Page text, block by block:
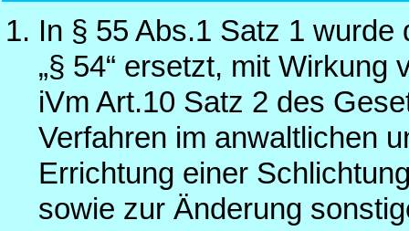
In § 55 Abs.1 Satz 1 wurde
„§ 54“ ersetzt, mit Wirkung
iVm Art.10 Satz 2 des
Verfahren im anwaltlichen
Errichtung einer
sowie zur Änderung